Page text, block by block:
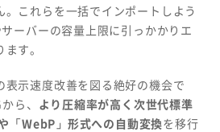
。これらを一括でインポートしよう
ーバーの容量上限に引っかかりエ
す。
表示速度改善を図る絶好の機会で
ら、 より圧縮率が高く次世代標準
「WebP」形式への自動変換を移行